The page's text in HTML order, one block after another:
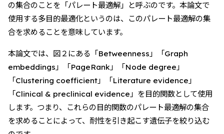
の集合のことを「パレート最適解」と呼ぶのです。本論文で
使用する多目的最適化というのは、このパレート最適解の集
合を求めることを意味しています。
本論文では、図２にある「Betweenness」「Graph
embeddings」「PageRank」「Node degree」
「Clustering coefficient」「Literature evidence」
「Clinical & preclinical evidence」を目的関数として使用
します。つまり、これらの目的関数のパレート最適解の集合
を求めることによって、耐性を引き起こす遺伝子を絞り込む